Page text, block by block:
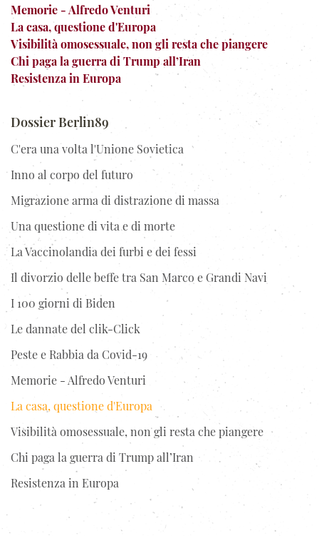
Memorie - Alfredo Venturi
La casa, questione d'Europa
Visibilità omosessuale, non gli resta che piangere
Chi paga la guerra di Trump all’Iran
Resistenza in Europa
Dossier Berlin89
C'era una volta l'Unione Sovietica
Inno al corpo del futuro
Migrazione arma di distrazione di massa
Una questione di vita e di morte
La Vaccinolandia dei furbi e dei fessi
Il divorzio delle beffe tra San Marco e Grandi Navi
I 100 giorni di Biden
Le dannate del clik-Click
Peste e Rabbia da Covid-19
Memorie - Alfredo Venturi
La casa, questione d'Europa
Visibilità omosessuale, non gli resta che piangere
Chi paga la guerra di Trump all’Iran
Resistenza in Europa